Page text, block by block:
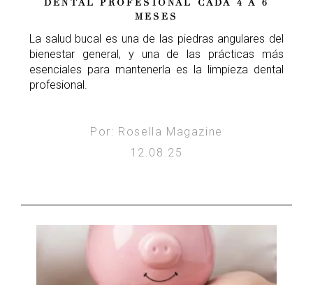
DENTAL PROFESIONAL CADA 4 A 6
MESES
La salud bucal es una de las piedras angulares del
bienestar general, y una de las prácticas más
esenciales para mantenerla es la limpieza dental
profesional.
Por: Rosella Magazine
12.08.25